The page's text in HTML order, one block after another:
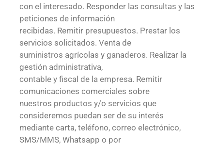
con el interesado. Responder las consultas y las
peticiones de información
recibidas. Remitir presupuestos. Prestar los
servicios solicitados. Venta de
suministros agrícolas y ganaderos. Realizar la
gestión administrativa,
contable y fiscal de la empresa. Remitir
comunicaciones comerciales sobre
nuestros productos y/o servicios que
consideremos puedan ser de su interés
mediante carta, teléfono, correo electrónico,
SMS/MMS, Whatsapp o por